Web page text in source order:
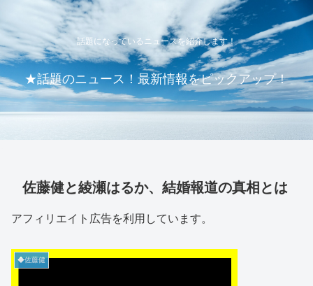
話題になっているニュースを紹介します！
★話題のニュース！最新情報をピックアップ！
佐藤健と綾瀬はるか、結婚報道の真相とは
アフィリエイト広告を利用しています。
◆佐藤健